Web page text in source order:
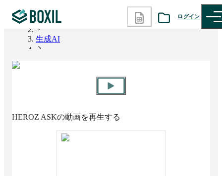
ログイン
カテゴリから探す
BOXIL
生成AI
HEROZ ASKの動画を再生する